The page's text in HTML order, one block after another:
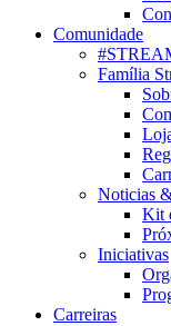
Comunidade
Família
Noticias
Kit
Iniciativas
Carreiras